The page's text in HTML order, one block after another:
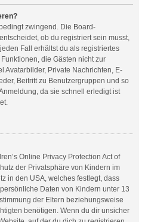
zwingend. Die Board-
ob du registriert sein musst,
Fall erhältst du als registriertes
die Gästen nicht zur
Avatarbilder, Private Nachrichten, E-
Beitritt zu Benutzergruppen und so
da sie schnell erledigt ist
Online Privacy Protection Act of
der Privatsphäre von Kindern im
in den USA, welches festlegt, dass
Daten von Kindern unter 13
der Eltern beziehungsweise
benötigen. Wenn du dir unsicher